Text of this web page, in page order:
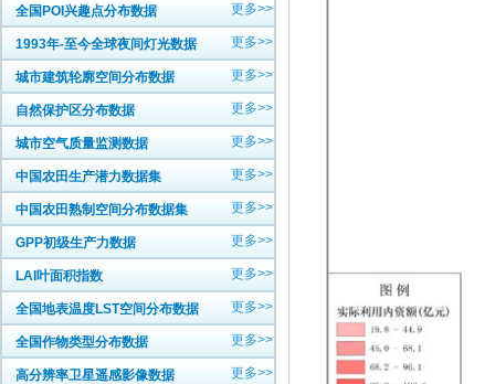
全国POI兴趣点分布数据 更多>>
1993年-至今全球夜间灯光数据 更多>>
城市建筑轮廓空间分布数据 更多>>
自然保护区分布数据 更多>>
城市空气质量监测数据 更多>>
中国农田生产潜力数据集 更多>>
中国农田熟制空间分布数据集 更多>>
GPP初级生产力数据 更多>>
LAI叶面积指数 更多>>
全国地表温度LST空间分布数据 更多>>
全国作物类型分布数据 更多>>
高分辨率卫星遥感影像数据 更多>>